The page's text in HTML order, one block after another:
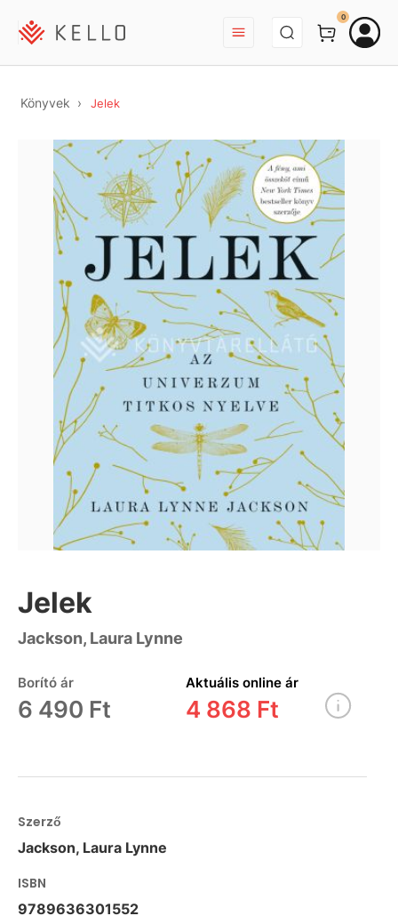
BEJELENTKEZÉS
0
Könyvek Jelek
Jelek
Jackson, Laura Lynne
Borító ár
6 490 Ft
Aktuális online ár
4 868 Ft
Szerző
Jackson, Laura Lynne
ISBN
9789636301552